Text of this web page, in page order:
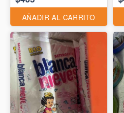
AÑADIR AL CARRITO